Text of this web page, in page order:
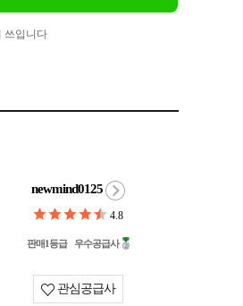
쓰입니다
newmind0125
4.8
판매1등급 우수공급사
관심공급사